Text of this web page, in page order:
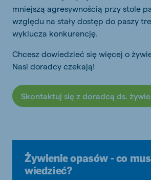
mniejszą agresywnością przy stole
względu na stały dostęp do paszy
wyklucza konkurencję.
Chcesz dowiedzieć się więcej o
Nasi doradcy czekają!
Skontaktuj się z doradcą ds.
Żywienie opasów - co
wiedzieć?